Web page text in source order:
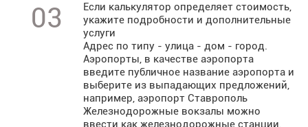
03
Если калькулятор определяет стоимость,
укажите подробности и дополнительные
услуги
Адрес по типу - улица - дом - город.
Аэропорты, в качестве аэропорта
введите публичное название аэропорта и
выберите из выпадающих предложений,
например, аэропорт Ставрополь
Железнодорожные вокзалы можно
ввести как железнодорожные станции,